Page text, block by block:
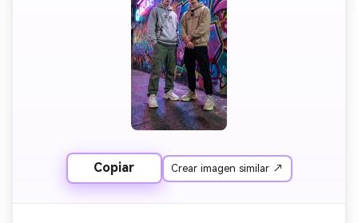
8K, energía hypebeast de tendencia, estética de moda
callejera contemporánea
Copiar Crear imagen similar ↗